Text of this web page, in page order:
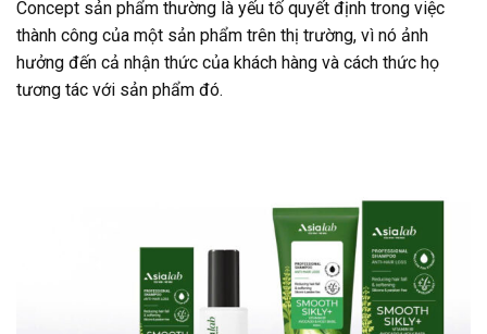
Concept sản phẩm thường là yếu tố quyết định trong việc
thành công của một sản phẩm trên thị trường, vì nó ảnh
hưởng đến cả nhận thức của khách hàng và cách thức họ
tương tác với sản phẩm đó.